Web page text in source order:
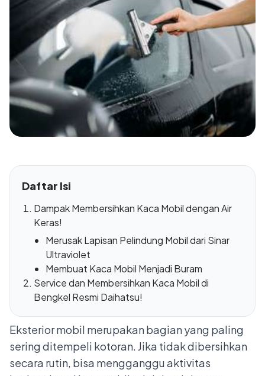
Daftar Isi
Dampak Membersihkan Kaca Mobil dengan Air
Keras!
Merusak Lapisan Pelindung Mobil dari Sinar
Ultraviolet
Membuat Kaca Mobil Menjadi Buram
Service dan Membersihkan Kaca Mobil di
Bengkel Resmi Daihatsu!
Eksterior mobil merupakan bagian yang paling
sering ditempeli kotoran. Jika tidak dibersihkan
secara rutin, bisa mengganggu aktivitas